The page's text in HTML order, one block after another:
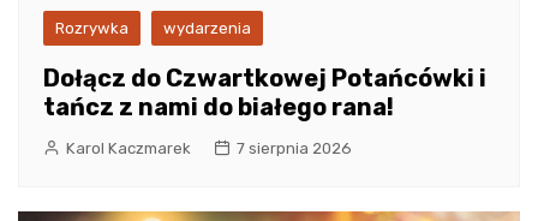
Rozrywka wydarzenia
Dołącz do Czwartkowej Potańcówki i
tańcz z nami do białego rana!
Karol Kaczmarek 7 sierpnia 2026